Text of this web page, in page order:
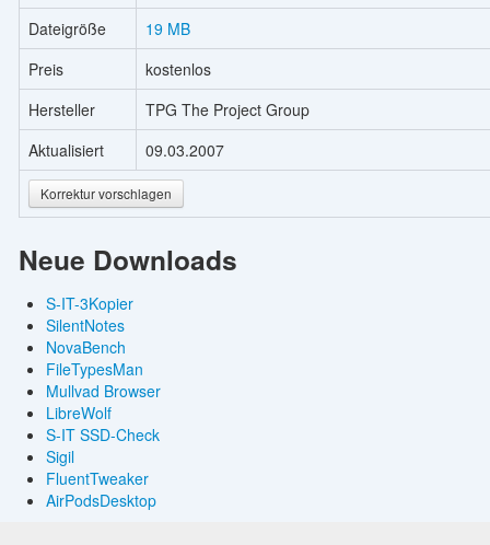
Dateigröße
19 MB
Preis
kostenlos
Hersteller
TPG The Project Group
Aktualisiert
09.03.2007
Korrektur vorschlagen
Neue Downloads
S-IT-3Kopier
SilentNotes
NovaBench
FileTypesMan
Mullvad Browser
LibreWolf
S-IT SSD-Check
Sigil
FluentTweaker
AirPodsDesktop